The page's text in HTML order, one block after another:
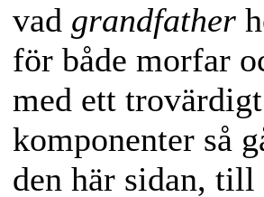
vad grandfather
för både morfar
med ett
komponenter så
den här sidan,